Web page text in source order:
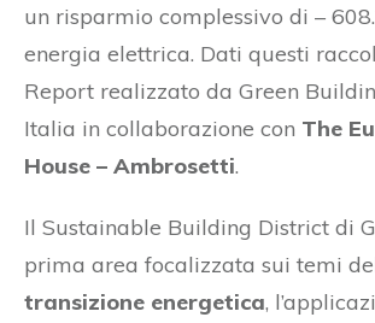
un risparmio complessivo di –
energia elettrica. Dati questi
Report realizzato da Green
Italia in collaborazione con The
House – Ambrosetti.
Il Sustainable Building District di
prima area focalizzata sui temi
transizione energetica,